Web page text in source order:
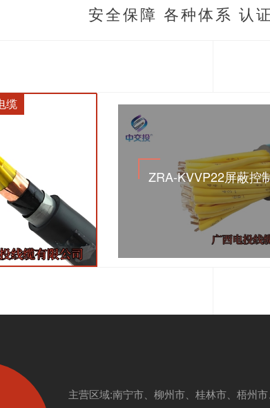
安全保障 各种体系 认
缆
主营区域:南宁市、柳州市、桂林市、 梧州